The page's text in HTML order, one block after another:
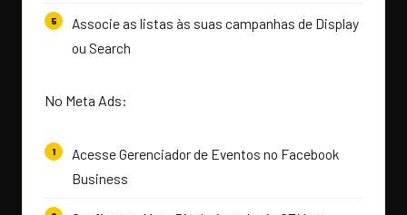
Associe as listas às suas campanhas de Display
ou Search
No Meta Ads:
Acesse Gerenciador de Eventos no Facebook
Business